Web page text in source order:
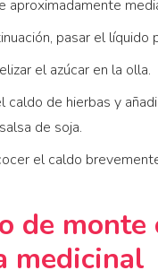
aproximadamente
pasar el líquido
el azúcar en la olla.
caldo de hierbas y
de soja.
el caldo
de monte
medicinal